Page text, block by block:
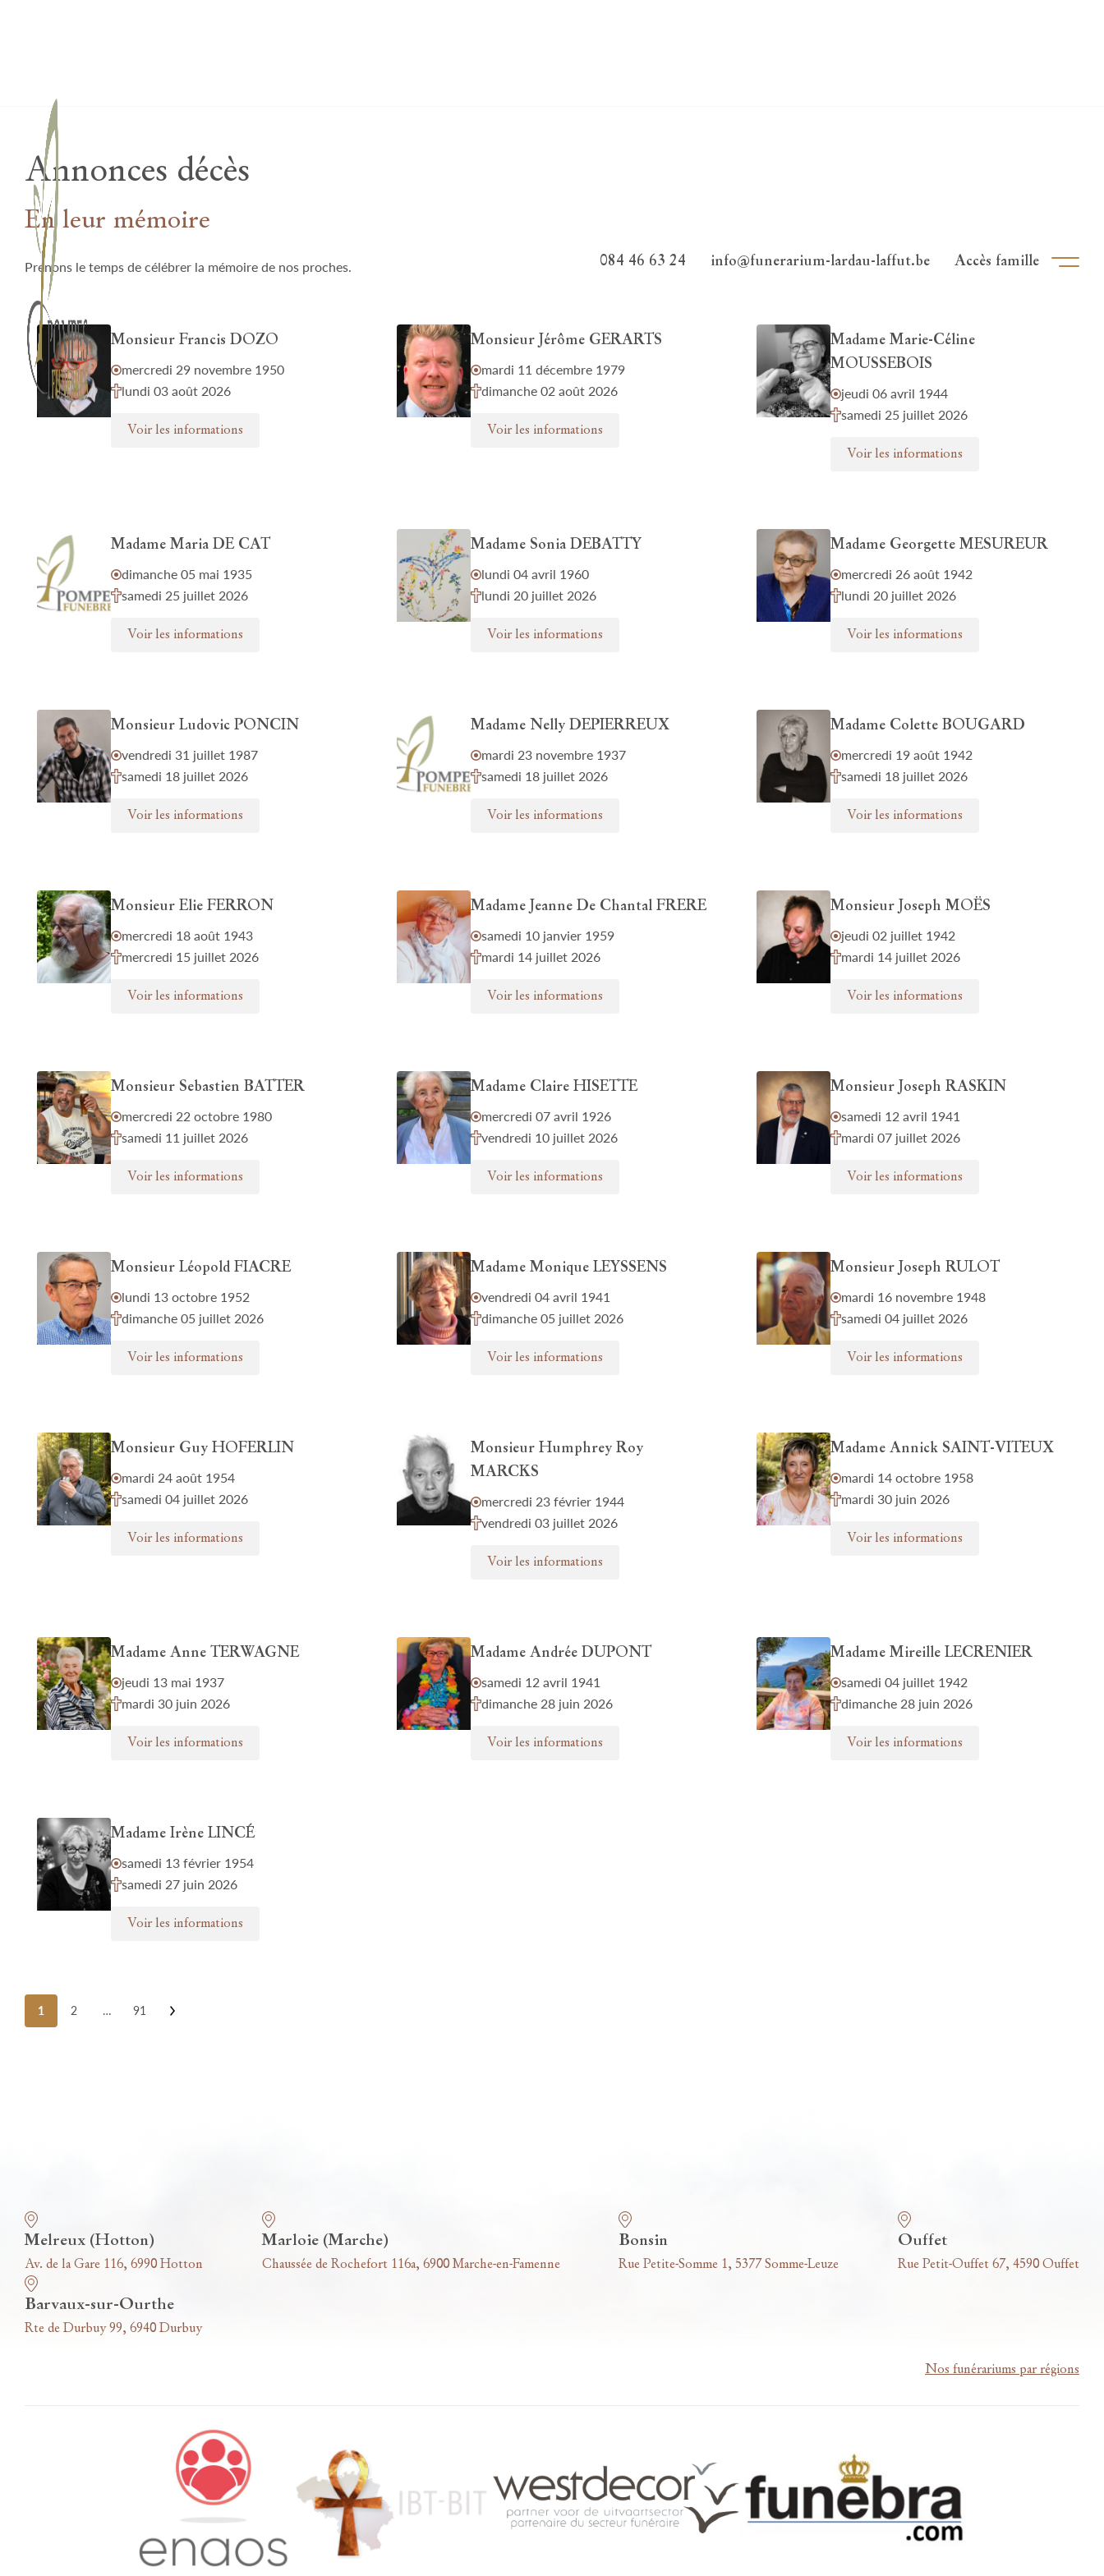
084 46 63 24 info@funerarium-lardau-laffut.be Accès famille
Annonces décès
En leur mémoire
Prenons le temps de célébrer la mémoire de nos proches.
Monsieur Francis DOZO
mercredi 29 novembre 1950
lundi 03 août 2026
Voir les informations
Monsieur Jérôme GERARTS
mardi 11 décembre 1979
dimanche 02 août 2026
Voir les informations
Madame Marie-Céline
MOUSSEBOIS
jeudi 06 avril 1944
samedi 25 juillet 2026
Voir les informations
Madame Maria DE CAT
dimanche 05 mai 1935
samedi 25 juillet 2026
Voir les informations
Madame Sonia DEBATTY
lundi 04 avril 1960
lundi 20 juillet 2026
Voir les informations
Madame Georgette MESUREUR
mercredi 26 août 1942
lundi 20 juillet 2026
Voir les informations
Monsieur Ludovic PONCIN
vendredi 31 juillet 1987
samedi 18 juillet 2026
Voir les informations
Madame Nelly DEPIERREUX
mardi 23 novembre 1937
samedi 18 juillet 2026
Voir les informations
Madame Colette BOUGARD
mercredi 19 août 1942
samedi 18 juillet 2026
Voir les informations
Monsieur Elie FERRON
mercredi 18 août 1943
mercredi 15 juillet 2026
Voir les informations
Madame Jeanne De Chantal FRERE
samedi 10 janvier 1959
mardi 14 juillet 2026
Voir les informations
Monsieur Joseph MOËS
jeudi 02 juillet 1942
mardi 14 juillet 2026
Voir les informations
Monsieur Sebastien BATTER
mercredi 22 octobre 1980
samedi 11 juillet 2026
Voir les informations
Madame Claire HISETTE
mercredi 07 avril 1926
vendredi 10 juillet 2026
Voir les informations
Monsieur Joseph RASKIN
samedi 12 avril 1941
mardi 07 juillet 2026
Voir les informations
Monsieur Léopold FIACRE
lundi 13 octobre 1952
dimanche 05 juillet 2026
Voir les informations
Madame Monique LEYSSENS
vendredi 04 avril 1941
dimanche 05 juillet 2026
Voir les informations
Monsieur Joseph RULOT
mardi 16 novembre 1948
samedi 04 juillet 2026
Voir les informations
Monsieur Guy HOFERLIN
mardi 24 août 1954
samedi 04 juillet 2026
Voir les informations
Monsieur Humphrey Roy
MARCKS
mercredi 23 février 1944
vendredi 03 juillet 2026
Voir les informations
Madame Annick SAINT-VITEUX
mardi 14 octobre 1958
mardi 30 juin 2026
Voir les informations
Madame Anne TERWAGNE
jeudi 13 mai 1937
mardi 30 juin 2026
Voir les informations
Madame Andrée DUPONT
samedi 12 avril 1941
dimanche 28 juin 2026
Voir les informations
Madame Mireille LECRENIER
samedi 04 juillet 1942
dimanche 28 juin 2026
Voir les informations
Madame Irène LINCÉ
samedi 13 février 1954
samedi 27 juin 2026
Voir les informations
Posts
pagination
1 2 … 91
Melreux (Hotton)
Av. de la Gare 116, 6990 Hotton
Marloie (Marche)
Chaussée de Rochefort 116a, 6900 Marche-en-Famenne
Bonsin
Rue Petite-Somme 1, 5377 Somme-Leuze
Ouffet
Rue Petit-Ouffet 67, 4590 Ouffet
Barvaux-sur-Ourthe
Rte de Durbuy 99, 6940 Durbuy
Nos funérariums par régions